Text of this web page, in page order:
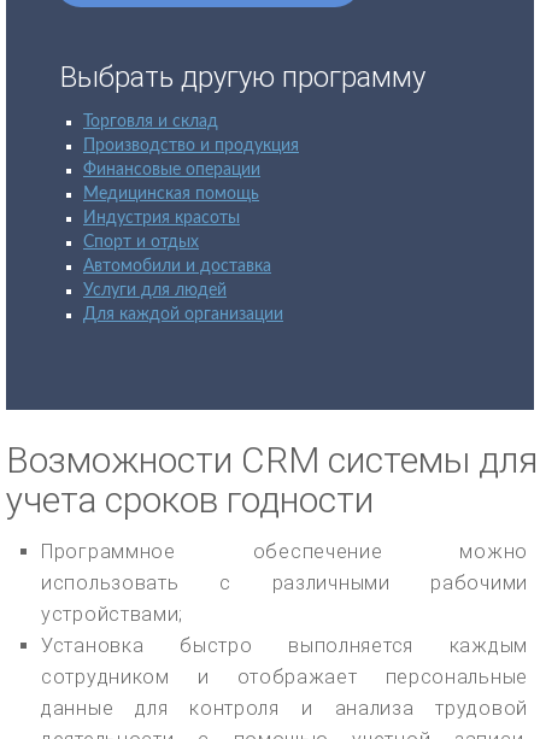
Выбрать другую программу
Торговля и склад
Производство и продукция
Финансовые операции
Медицинская помощь
Индустрия красоты
Спорт и отдых
Автомобили и доставка
Услуги для людей
Для каждой организации
Возможности CRM системы для
учета сроков годности
Программное обеспечение можно
использовать с различными рабочими
устройствами;
Установка быстро выполняется каждым
сотрудником и отображает персональные
данные для контроля и анализа трудовой